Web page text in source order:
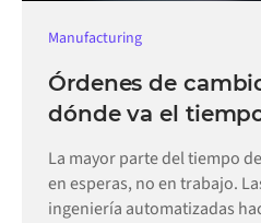
Manufacturing
Órdenes de
dónde va el
La mayor parte del tiempo
en esperas, no en trabajo.
ingeniería automatizadas